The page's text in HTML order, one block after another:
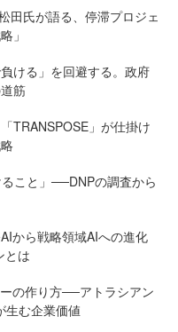
田氏が語る、停滞プロジェ
」
ける」を回避する。政府
筋
TRANSPOSE」が仕掛け
こと」──DNPの調査から
から戦略領域AIへの進化
とは
の作り方──アトラシアン
生む企業価値